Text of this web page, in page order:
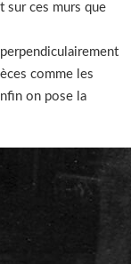
sur ces murs que
comme les
on pose la